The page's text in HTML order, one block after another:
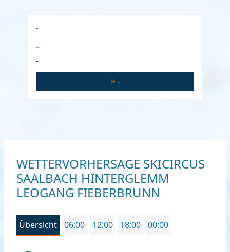
-
-
-
-
WETTERVORHERSAGE SKICIRCUS
SAALBACH HINTERGLEMM
LEOGANG FIEBERBRUNN
Übersicht 06:00 12:00 18:00 00:00